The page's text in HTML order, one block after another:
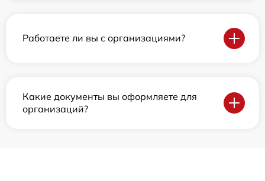
Работаете ли вы с организациями?
Какие документы вы оформляете для
организаций?